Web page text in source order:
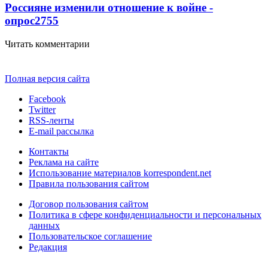
Россияне изменили отношение к войне -
опрос2755
Читать комментарии
Полная версия сайта
Facebook
Twitter
RSS-ленты
E-mail рассылка
Контакты
Реклама на сайте
Использование материалов korrespondent.net
Правила пользования сайтом
Договор пользования сайтом
Политика в сфере конфиденциальности и персональных
данных
Пользовательское соглашение
Редакция